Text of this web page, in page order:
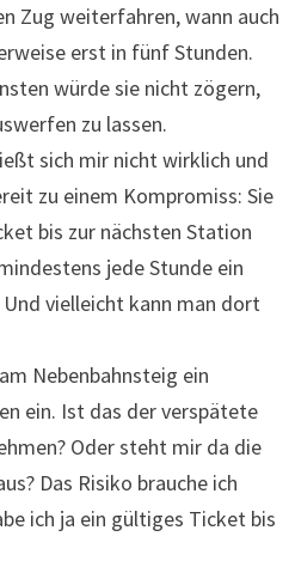
Zug weiterfahren, wann auch
erst in fünf Stunden.
würde sie nicht zögern,
zu lassen.
sich mir nicht wirklich und
zu einem Kompromiss: Sie
bis zur nächsten Station
jede Stunde ein
vielleicht kann man dort
Nebenbahnsteig ein
ein. Ist das der verspätete
Oder steht mir da die
Das Risiko brauche ich
ich ja ein gültiges Ticket bis